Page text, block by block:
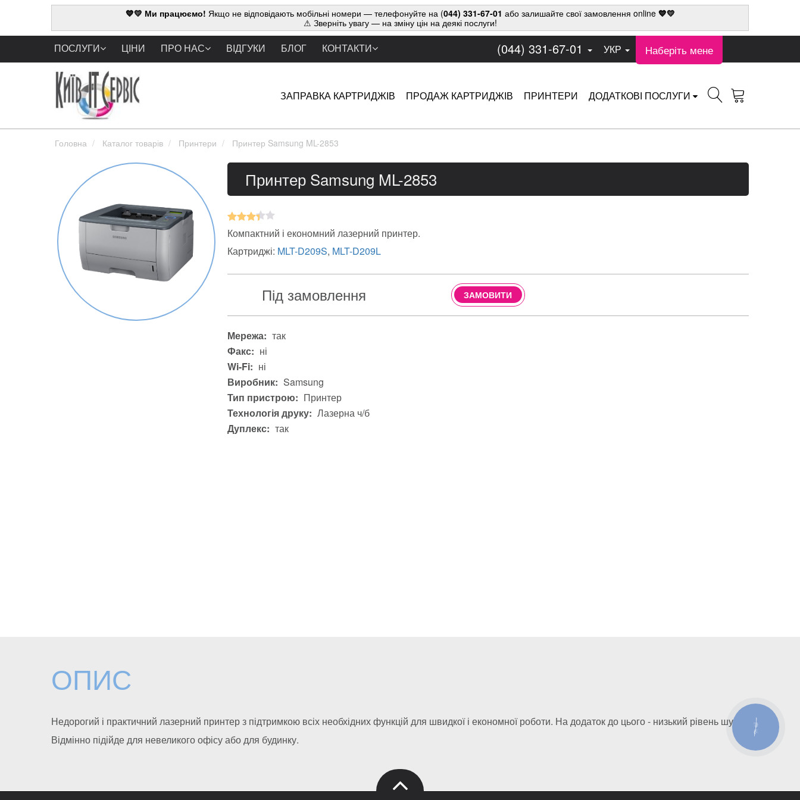
💙💛 Ми працюємо! Якщо не відповідають мобільні номери — телефонуйте на (044) 331-67-01 або залишайте свої замовлення online💙💛
⚠ Зверніть увагу — на зміну цін на деякі послуги!
ПОСЛУГИ ЦІНИ ПРО НАС ВІДГУКИ БЛОГ КОНТАКТИ (044) 331-67-01 УКР Наберіть мене
ЗАПРАВКА КАРТРИДЖІВ ПРОДАЖ КАРТРИДЖІВ ПРИНТЕРИ ДОДАТКОВІ ПОСЛУГИ
Головна Каталог товарів Принтери Принтер Samsung ML-2853
Принтер Samsung ML-2853
Компактний і економний лазерний принтер.
Картриджі: MLT-D209S, MLT-D209L
Під замовлення ЗАМОВИТИ
Мережа: так
Факс: ні
Wi-Fi: ні
Виробник: Samsung
Тип пристрою: Принтер
Технологія друку: Лазерна ч/б
Дуплекс: так
ОПИС
Недорогий і практичний лазерний принтер з підтримкою всіх необхідних функцій для швидкої і економної роботи. На додаток до цього - низький рівень шуму.
Відмінно підійде для невеликого офісу або для будинку.
КНОПКА
ЗВ'ЯЗКУ